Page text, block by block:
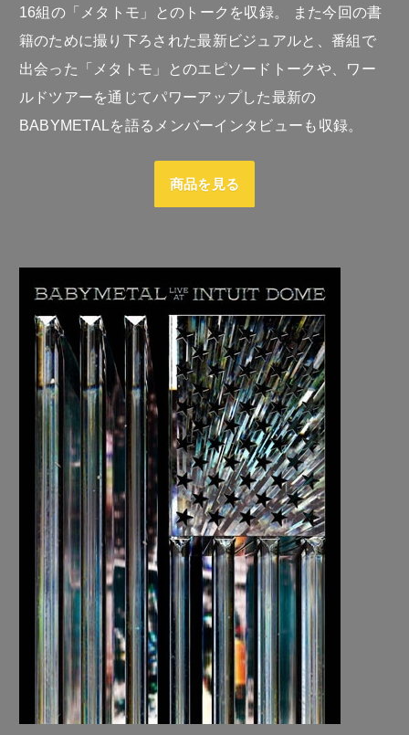
16組の「メタトモ」とのトークを収録。 また今回の書
籍のために撮り下ろされた最新ビジュアルと、番組で
出会った「メタトモ」とのエピソードトークや、ワー
ルドツアーを通じてパワーアップした最新の
BABYMETALを語るメンバーインタビューも収録。
商品を見る